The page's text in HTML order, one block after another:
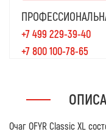
+7 499 229-39-40
+7 800 100-78-65
Очаг OFYR Classic XL